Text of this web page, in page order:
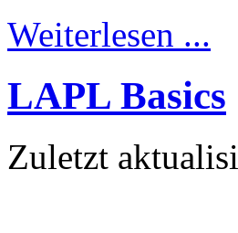
Weiterlesen ...
LAPL Basics
Zuletzt